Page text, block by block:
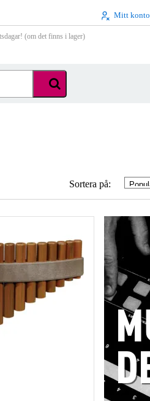
Mitt konto
(om det finns i lager)
Sortera på: